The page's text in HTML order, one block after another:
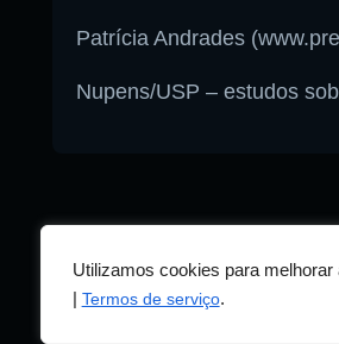
Utilizamos cookies para
| Termos de serviço.
Patrícia Andrades
Nupens/USP – estudos
© 2026 RÁDIOS BRASIL. TODOS OS